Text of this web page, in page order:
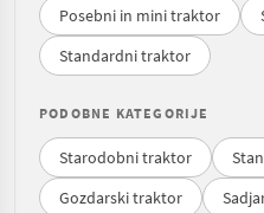
Posebni in mini traktor
Standardni traktor
PODOBNE KATEGORIJE
Starodobni traktor
Gozdarski traktor